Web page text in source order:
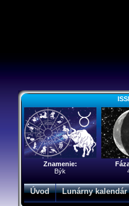
Znamenie:
Býk
Úvod Lunárny kalendár